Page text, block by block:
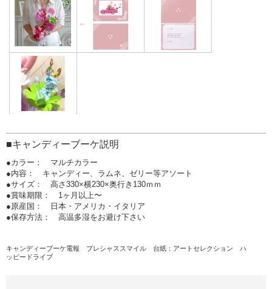
■キャンディーブーケ説明
●カラー： マルチカラー
●内容： キャンディー、ラムネ、ゼリー等アソート
●サイズ： 高さ330×横230×奥行き130ｍｍ
●賞味期限： 1ヶ月以上〜
●原産国： 日本・アメリカ・イタリア
●保存方法： 高温多湿をお避け下さい
キャンディーブーケ電報 プレシャススマイル 台紙：アートセレクション ハ
ッピードライブ